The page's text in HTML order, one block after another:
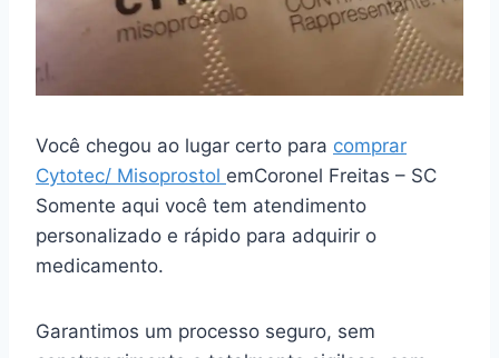
Você chegou ao lugar certo para comprar
Cytotec/ Misoprostol emCoronel Freitas – SC
Somente aqui você tem atendimento
personalizado e rápido para adquirir o
medicamento.
Garantimos um processo seguro, sem